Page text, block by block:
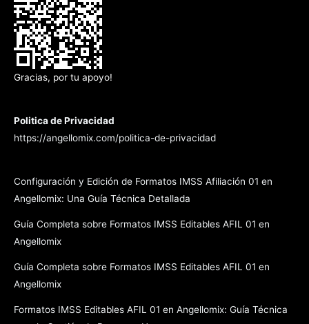
Gracias, por tu apoyo!
Politica de Privacidad
https://angellomix.com/politica-de-privacidad
Configuración y Edición de Formatos IMSS Afiliación 01 en
Angellomix: Una Guía Técnica Detallada
Guía Completa sobre Formatos IMSS Editables AFIL 01 en
Angellomix
Guía Completa sobre Formatos IMSS Editables AFIL 01 en
Angellomix
Formatos IMSS Editables AFIL 01 en Angellomix: Guía Técnica